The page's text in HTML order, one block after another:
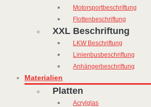
Motorsportbeschriftung
Flottenbeschriftung
XXL Beschriftung
LKW Beschriftung
Linienbusbeschriftung
Anhängerbeschriftung
Materialien
Platten
Acrylglas